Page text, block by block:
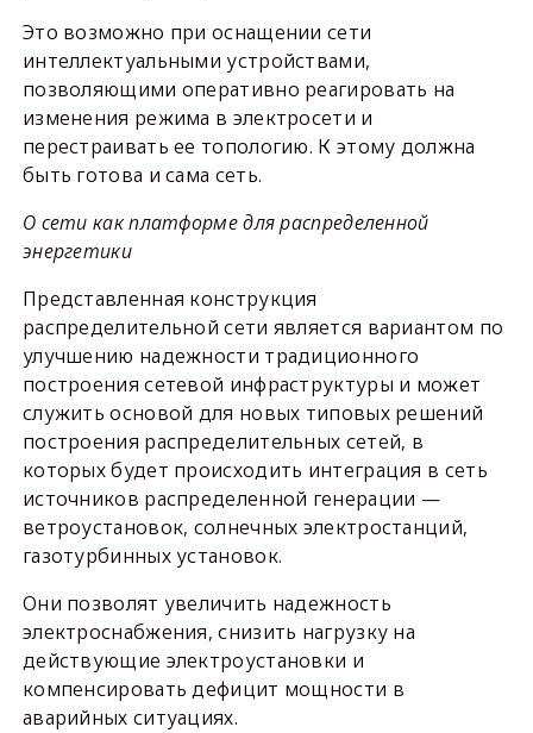
Это возможно при оснащении сети
интеллектуальными устройствами,
позволяющими оперативно реагировать на
изменения режима в электросети и
перестраивать ее топологию. К этому должна
быть готова и сама сеть.
О сети как платформе для распределенной
энергетики
Представленная конструкция
распределительной сети является вариантом по
улучшению надежности традиционного
построения сетевой инфраструктуры и может
служить основой для новых типовых решений
построения распределительных сетей, в
которых будет происходить интеграция в сеть
источников распределенной генерации —
ветроустановок, солнечных электростанций,
газотурбинных установок.
Они позволят увеличить надежность
электроснабжения, снизить нагрузку на
действующие электроустановки и
компенсировать дефицит мощности в
аварийных ситуациях.